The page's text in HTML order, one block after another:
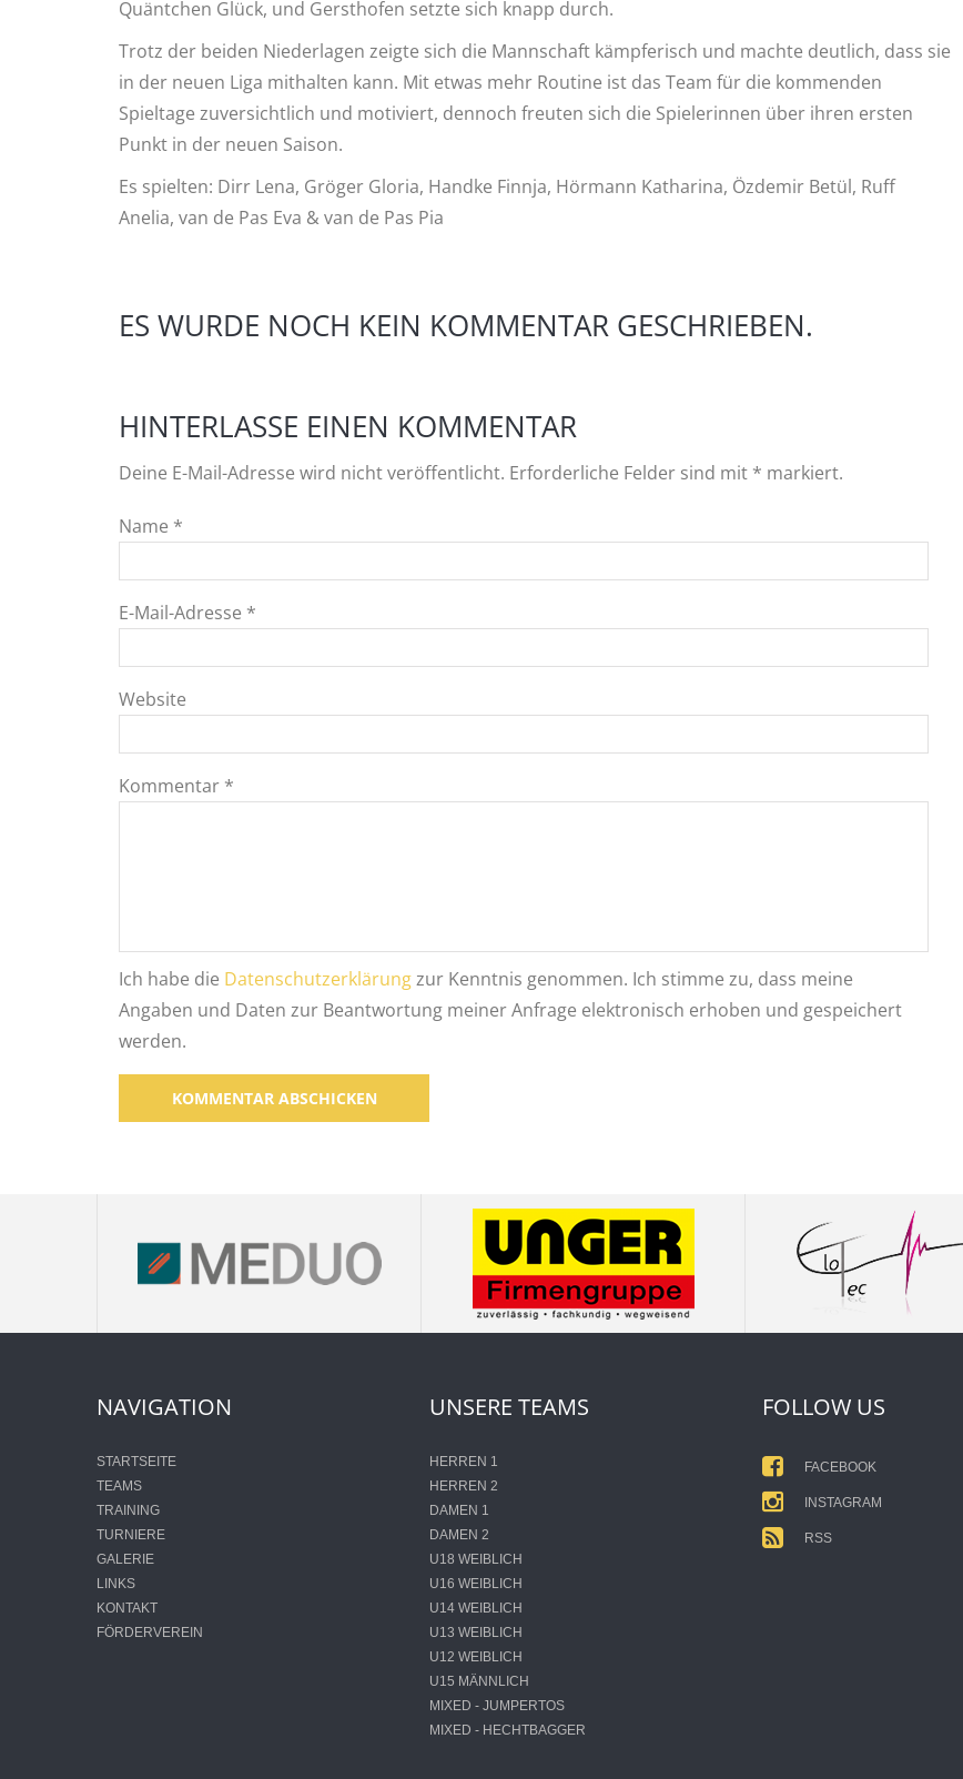
Quäntchen Glück, und Gersthofen setzte sich knapp durch.
Trotz der beiden Niederlagen zeigte sich die Mannschaft kämpferisch und machte deutlich, dass sie
in der neuen Liga mithalten kann. Mit etwas mehr Routine ist das Team für die kommenden
Spieltage zuversichtlich und motiviert, dennoch freuten sich die Spielerinnen über ihren ersten
Punkt in der neuen Saison.
Es spielten: Dirr Lena, Gröger Gloria, Handke Finnja, Hörmann Katharina, Özdemir Betül, Ruff
Anelia, van de Pas Eva & van de Pas Pia
ES WURDE NOCH KEIN KOMMENTAR GESCHRIEBEN.
HINTERLASSE EINEN KOMMENTAR
Deine E-Mail-Adresse wird nicht veröffentlicht. Erforderliche Felder sind mit * markiert.
Name *
E-Mail-Adresse *
Website
Kommentar *
Ich habe die Datenschutzerklärungzur Kenntnis genommen. Ich stimme zu, dass meine
Angaben und Daten zur Beantwortung meiner Anfrage elektronisch erhoben und gespeichert
werden.
NAVIGATION
STARTSEITE
TEAMS
TRAINING
TURNIERE
GALERIE
LINKS
KONTAKT
FÖRDERVEREIN
UNSERE TEAMS
HERREN 1
HERREN 2
DAMEN 1
DAMEN 2
U18 WEIBLICH
U16 WEIBLICH
U14 WEIBLICH
U13 WEIBLICH
U12 WEIBLICH
U15 MÄNNLICH
MIXED - JUMPERTOS
MIXED - HECHTBAGGER
FOLLOW US
FACEBOOK
INSTAGRAM
RSS